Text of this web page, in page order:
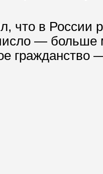
что в России
— больше
гражданство